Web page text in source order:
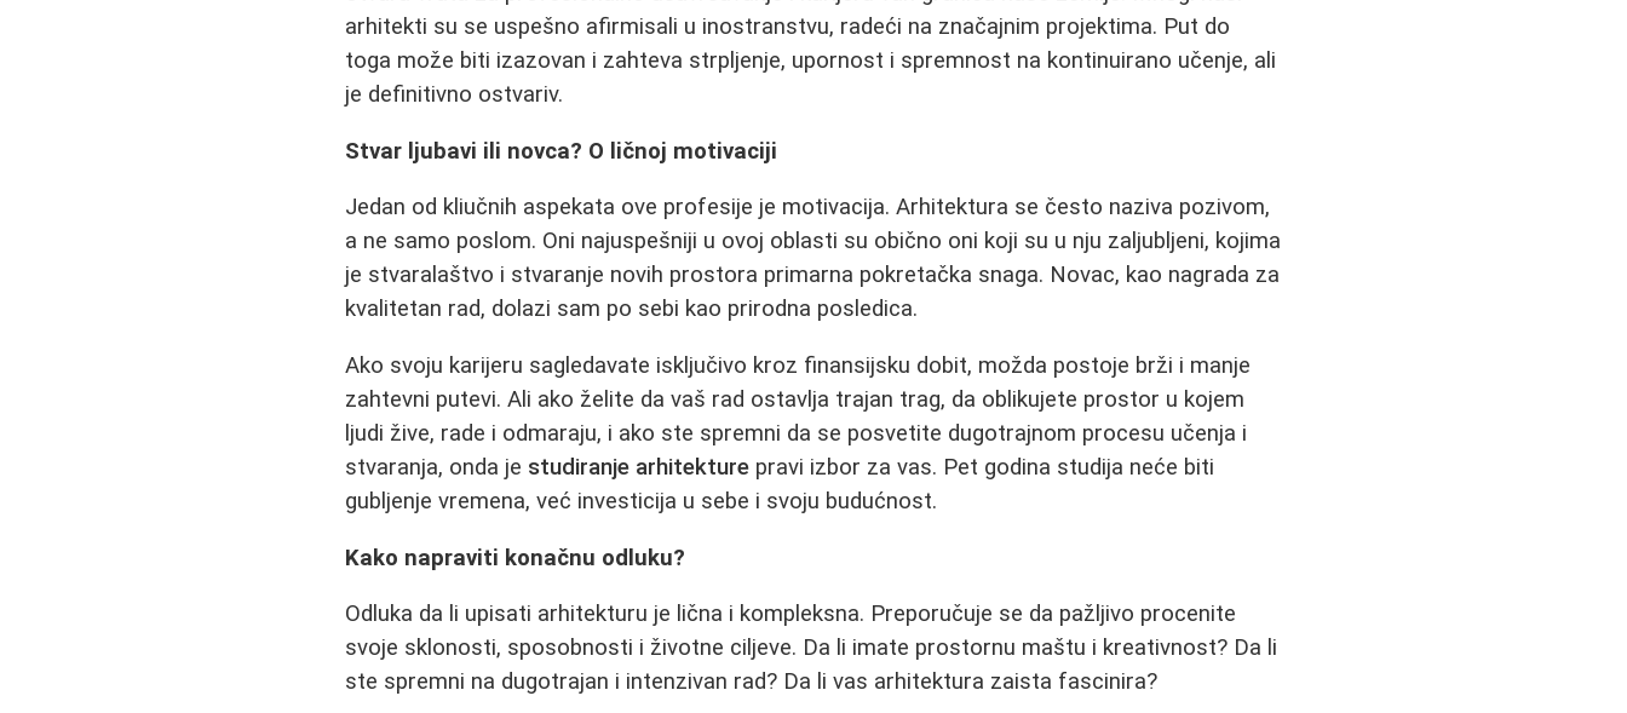
arhitekti su se uspešno afirmisali u inostranstvu, radeći na značajnim projektima. Put do
toga može biti izazovan i zahteva strpljenje, upornost i spremnost na kontinuirano učenje, ali
je definitivno ostvariv.
Stvar ljubavi ili novca? O ličnoj motivaciji
Jedan od kliučnih aspekata ove profesije je motivacija. Arhitektura se često naziva pozivom,
a ne samo poslom. Oni najuspešniji u ovoj oblasti su obično oni koji su u nju zaljubljeni, kojima
je stvaralaštvo i stvaranje novih prostora primarna pokretačka snaga. Novac, kao nagrada za
kvalitetan rad, dolazi sam po sebi kao prirodna posledica.
Ako svoju karijeru sagledavate isključivo kroz finansijsku dobit, možda postoje brži i manje
zahtevni putevi. Ali ako želite da vaš rad ostavlja trajan trag, da oblikujete prostor u kojem
ljudi žive, rade i odmaraju, i ako ste spremni da se posvetite dugotrajnom procesu učenja i
stvaranja, onda je studiranje arhitekture pravi izbor za vas. Pet godina studija neće biti
gubljenje vremena, već investicija u sebe i svoju budućnost.
Kako napraviti konačnu odluku?
Odluka da li upisati arhitekturu je lična i kompleksna. Preporučuje se da pažljivo procenite
svoje sklonosti, sposobnosti i životne ciljeve. Da li imate prostornu maštu i kreativnost? Da li
ste spremni na dugotrajan i intenzivan rad? Da li vas arhitektura zaista fascinira?